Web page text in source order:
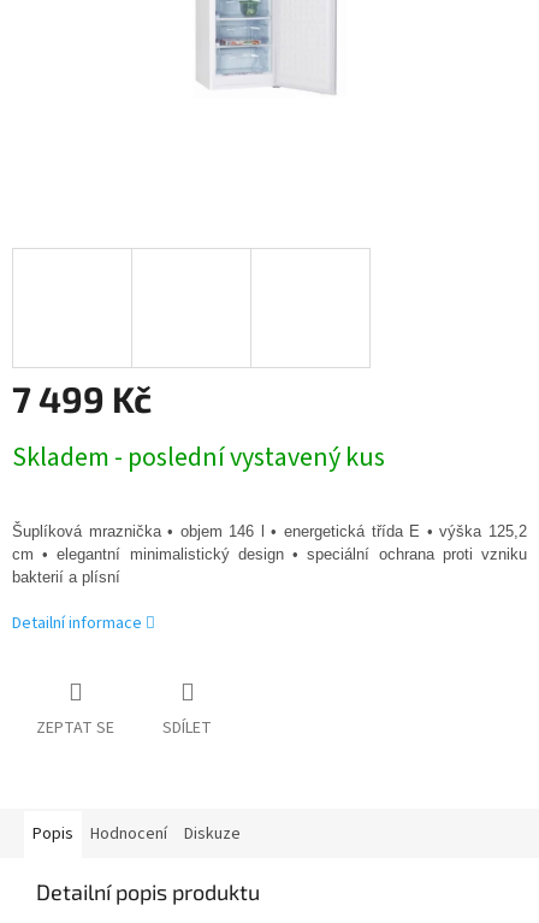
7 499 Kč
cena:
Skladem - poslední vystavený kus
Šuplíková mraznička • objem 146 l • energetická třída E • výška 125,2
cm • elegantní minimalistický design • speciální ochrana proti vzniku
bakterií a plísní
Detailní informace
ZEPTAT SE SDÍLET
Popis Hodnocení Diskuze
Detailní popis produktu